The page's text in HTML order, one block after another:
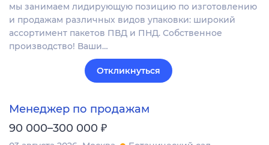
мы занимаем лидирующую позицию по изготовлению
и продажам различных видов упаковки: широкий
ассортимент пакетов ПВД и ПНД. Собственное
производство! Ваши…
Откликнуться
Менеджер по продажам
90 000–300 000 ₽